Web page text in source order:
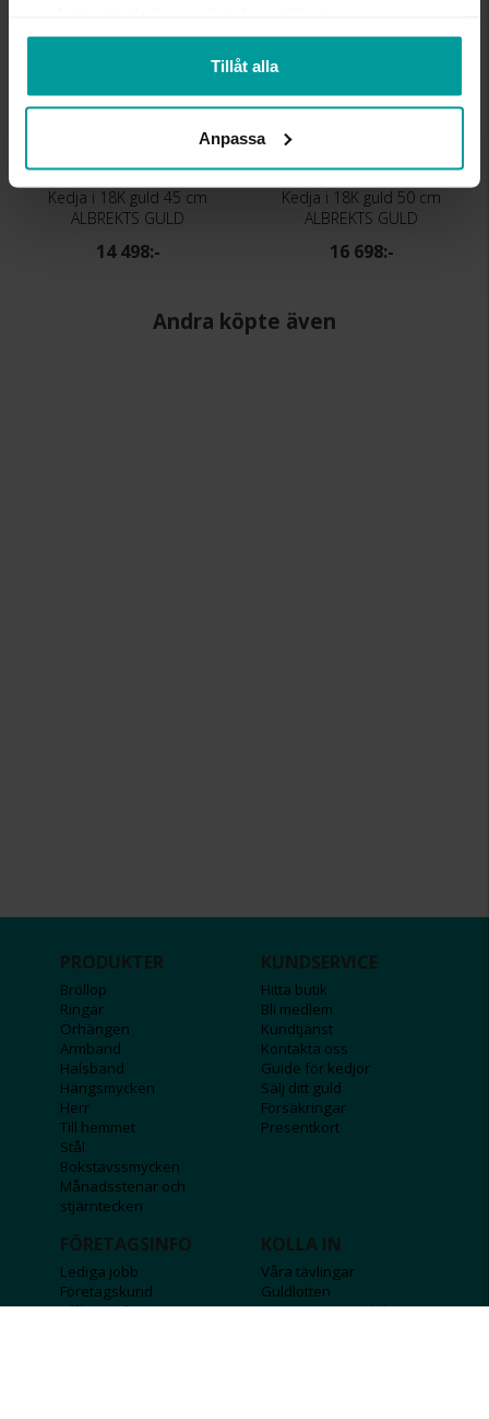
Tillåt alla
Anpassa
Kedja i 18K guld 45 cm
ALBREKTS GULD
14 498:-
Kedja i 18K guld 50 cm
ALBREKTS GULD
16 698:-
Andra köpte även
PRODUKTER
Bröllop
Ringar
Örhängen
Armband
Halsband
Hängsmycken
Herr
Till hemmet
Stål
Bokstavssmycken
Månadsstenar och
stjärntecken
KUNDSERVICE
Hitta butik
Bli medlem
Kundtjänst
Kontakta oss
Guide för kedjor
Sälj ditt guld
Försäkringar
Presentkort
FÖRETAGSINFO
Lediga jobb
Företagskund
Affiliateinformation
KOLLA IN
Våra tävlingar
Guldlotten
Graverbara produkter